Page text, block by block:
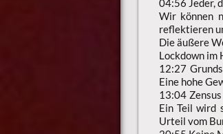
04:56 Jeder,
Wir können
reflektieren
Die äußere
Lockdown im
12:27
Eine hohe
13:04
Ein Teil wird
Urteil vom